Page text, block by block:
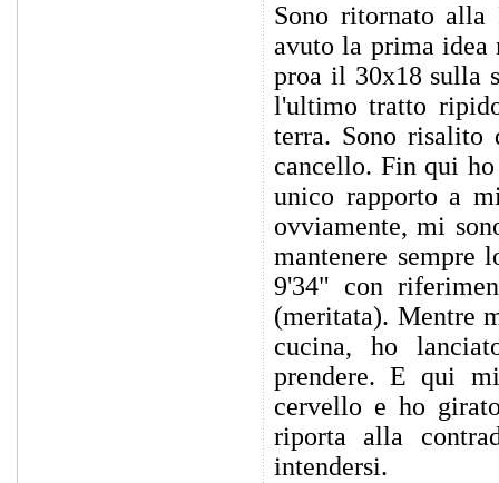
Sono ritornato
avuto la prima idea
proa il 30x18 sulla
l'ultimo tratto
terra. Sono risalito
cancello. Fin qui ho
unico rapporto a
ovviamente, mi
mantenere sempre
9'34" con
(meritata). Mentre
cucina, ho
prendere. E qui
cervello e ho
riporta alla
intendersi.